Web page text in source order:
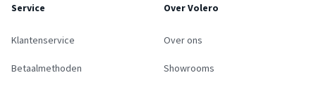
Service
Klantenservice
Betaalmethoden
Over Volero
Over ons
Showrooms